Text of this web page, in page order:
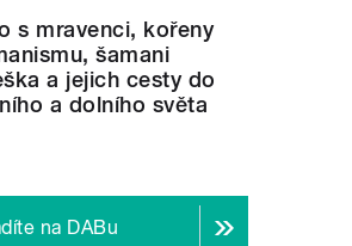
s mravenci, kořeny
šamani
a jejich cesty do
a dolního světa
na DABu